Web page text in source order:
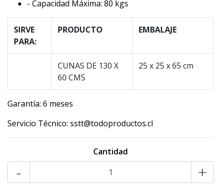
- Capacidad Máxima: 80 kgs
SIRVE
PARA:
PRODUCTO EMBALAJE
CUNAS DE 130 X
60 CMS
25 x 25 x 65 cm
Garantía: 6 meses
Servicio Técnico: sstt@todoproductos.cl
Cantidad
+
-